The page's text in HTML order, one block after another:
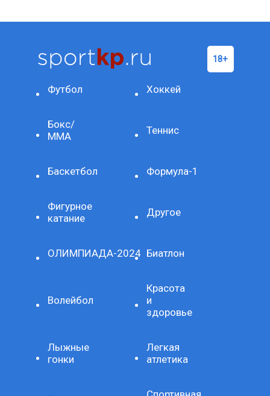
Футбол Хоккей
Бокс/
ММА
Теннис
Баскетбол Формула-1
Фигурное
катание
Другое
ОЛИМПИАДА-2024 Биатлон
Волейбол
Красота
и
здоровье
Лыжные
гонки
Легкая
атлетика